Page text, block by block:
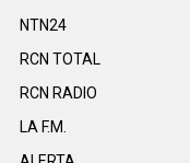
NTN24
RCN TOTAL
RCN RADIO
LA F.M.